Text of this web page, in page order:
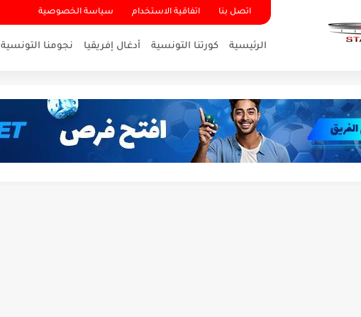
اتصل بنا اتفاقية الاستخدام سياسة الخصوصية
الرئيسية كورتنا التونسية أدغال إفريقيا نجومنا التونسية